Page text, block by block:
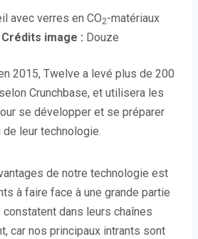
avec verres en CO2-matériaux
Crédits image : Douze
2015, Twelve a levé plus de 200
Crunchbase, et utilisera les
se développer et se préparer
leur technologie.
de notre technologie est
à faire face à une grande partie
dans leurs chaînes
car nos principaux intrants sont